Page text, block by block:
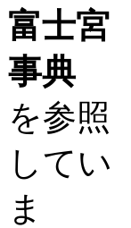
富士宮
事典
を参照
してい
ま